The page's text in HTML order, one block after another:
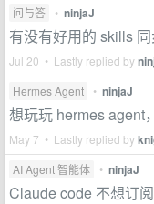
问与答 • ninjaJ
有没有好用的 skills 同
Jul 20 • Lastly replied by
Hermes Agent • ninjaJ
想玩玩 hermes agent
May 7 • Lastly replied by
AI Agent 智能体 • ninjaJ
Claude code 不想订